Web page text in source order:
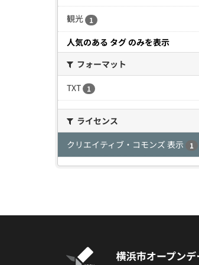
観光 1
人気のある タグ のみを表示
フォーマット
TXT
1
ライセンス
クリエイティブ・コモンズ 表示
1